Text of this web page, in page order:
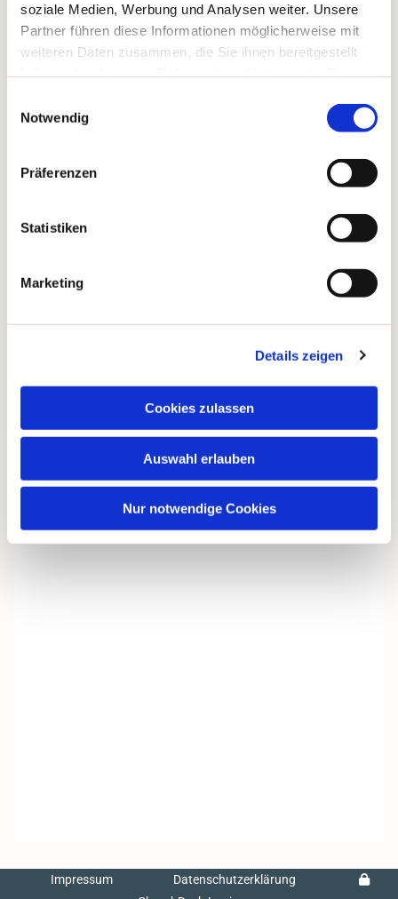
soziale Medien, Werbung und Analysen weiter. Unsere
Partner führen diese Informationen möglicherweise mit
weiteren Daten zusammen, die Sie ihnen bereitgestellt
Notwendig
Präferenzen
Statistiken
Marketing
Details zeigen
Cookies zulassen
Auswahl erlauben
Nur notwendige Cookies
Dies könnte Sie auch
interessieren
Impressum
Datenschutzerklärung